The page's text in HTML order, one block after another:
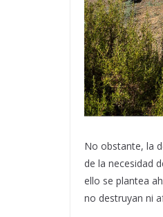
No obstante, la
de la necesidad
ello se plantea
no destruyan ni